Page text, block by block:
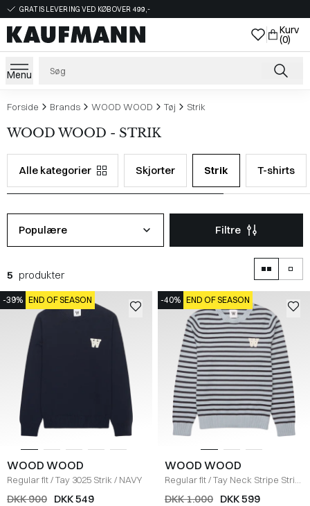
GRATIS LEVERING VED KØB OVER 499,-
Kurv
(0)
Menu
Forside Brands WOOD WOOD Tøj Strik
WOOD WOOD - STRIK
Alle kategorier Skjorter Strik T-shirts
Populære Filtre
5 produkter
-39% END OF SEASON
WOOD WOOD
Regular fit/Tay 3025 Strik / NAVY
DKK 900 DKK 549
-40% END OF SEASON
WOOD WOOD
Regular fit/Tay Neck Stripe Strik
/SLATE
DKK 1.000 DKK 599